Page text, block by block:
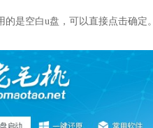
是空白u盘，可以直接点击确定。